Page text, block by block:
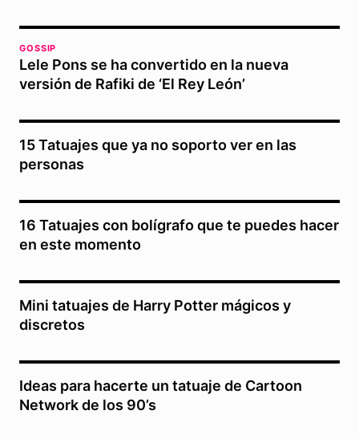
GOSSIP
Lele Pons se ha convertido en la nueva
versión de Rafiki de ‘El Rey León’
15 Tatuajes que ya no soporto ver en las
personas
16 Tatuajes con bolígrafo que te puedes hacer
en este momento
Mini tatuajes de Harry Potter mágicos y
discretos
Ideas para hacerte un tatuaje de Cartoon
Network de los 90’s